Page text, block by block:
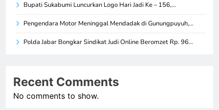
Bupati Sukabumi Luncurkan Logo Hari Jadi Ke – 156,…
Pengendara Motor Meninggal Mendadak di Gunungpuyuh,…
Polda Jabar Bongkar Sindikat Judi Online Beromzet Rp. 96…
Recent Comments
No comments to show.